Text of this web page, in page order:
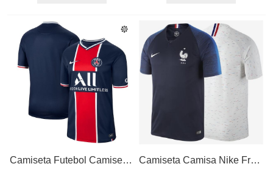
Camiseta Futebol Camiseta Nike PSG I - ll - lll - lV 2020 - 2021 Camiseta Camisa Nike França France I 2018 Torcedor Home Away Casa Visitante